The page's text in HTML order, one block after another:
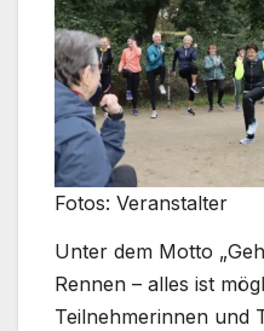
Fotos: Veranstalter
Unter dem Motto
Rennen – alles ist
Teilnehmerinnen und